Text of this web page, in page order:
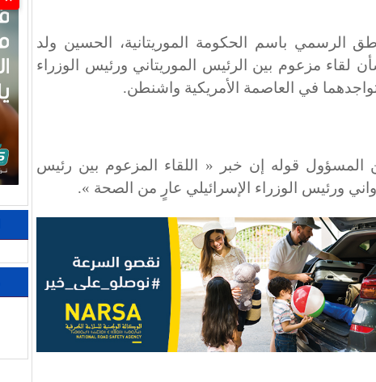
الرسمي باسم الحكومة الموريتانية، الحسين ولد
لقاء مزعوم بين الرئيس الموريتاني ورئيس الوزراء
تواجدهما في العاصمة الأمريكية واشنطن.
عن المسؤول قوله إن خبر « اللقاء المزعوم بين رئيس
ورئيس الوزراء الإسرائيلي عارٍ من الصحة ».